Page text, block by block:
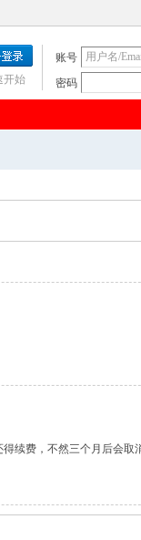
账号
密码
开始
续费，不然三个月后会